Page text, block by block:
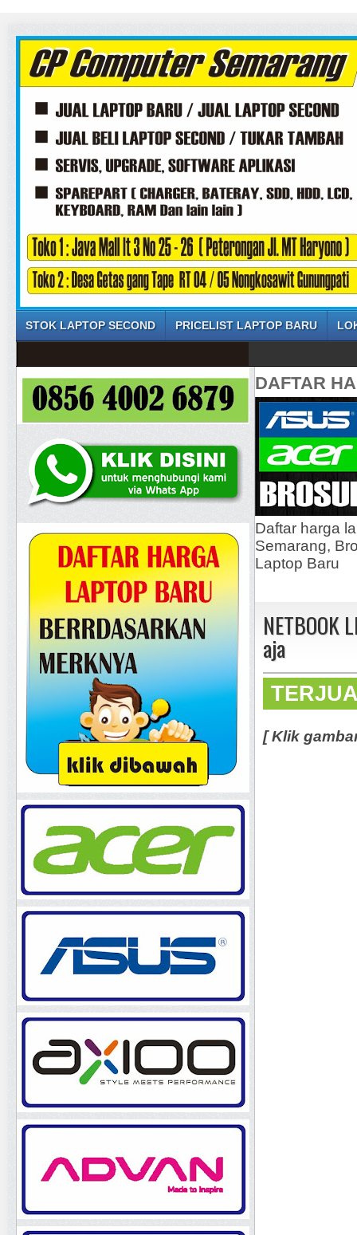
STOK LAPTOP SECOND PRICELIST LAPTOP BARU
DAFTAR
Daftar harga
Semarang,
Laptop Baru
NETBOOK
aja
[ Klik